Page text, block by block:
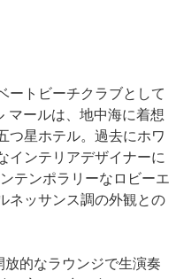
ートビーチクラブとして
マールは、地中海に着想
つ星ホテル。過去にホワ
インテリアデザイナーに
テンポラリーなロビーエ
ネッサンス調の外観との
的なラウンジで生演奏